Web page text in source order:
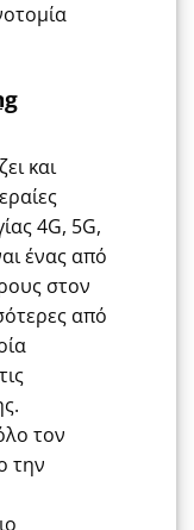
και
4G, 5G,
ένας από
στον
από
τον
την